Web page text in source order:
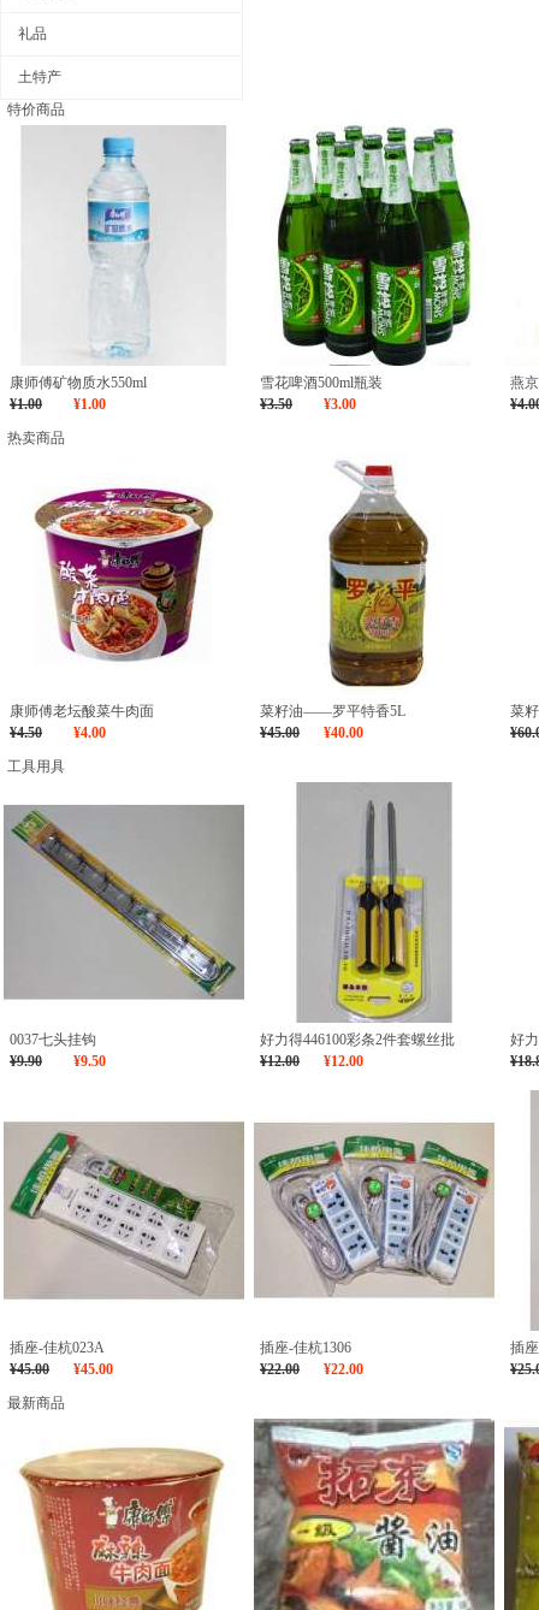
礼品
土特产
特价商品
康师傅矿物质水550ml
¥1.00
¥1.00
雪花啤酒500ml瓶装
¥3.50
¥3.00
燕
热卖商品
康师傅老坛酸菜牛肉面
¥4.50
¥4.00
菜籽油――罗平特香5L
¥45.00
¥40.00
菜
工具用具
0037七头挂钩
¥9.90
¥9.50
好力得446100彩条2件套螺丝批
¥12.00
¥12.00
好
插座-佳杭023A
¥45.00
¥45.00
插座-佳杭1306
¥22.00
¥22.00
插
最新商品